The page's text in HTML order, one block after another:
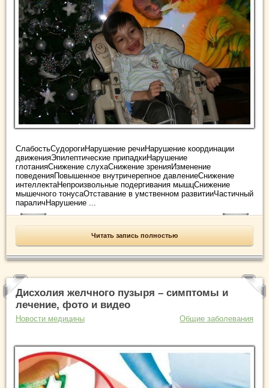
СлабостьСудорогиНарушение речиНарушение координации
движенияЭпилептические припадкиНарушение
глотанияСнижение слухаСнижение зренияИзменение
поведенияПовышенное внутричерепное давлениеСнижение
интеллектаНепроизвольные подергивания мышцСнижение
мышечного тонусаОтставание в умственном развитииЧастичный
параличНарушение ...
Читать запись полностью
Дисхолия желчного пузыря – симптомы и
лечение, фото и видео
Новости медицины Общие заболевания